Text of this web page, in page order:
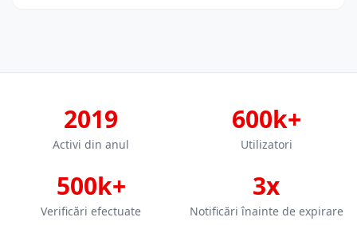
2019
Activi din anul
600k+
Utilizatori
500k+
Verificări efectuate
3x
Notificări înainte de expirare